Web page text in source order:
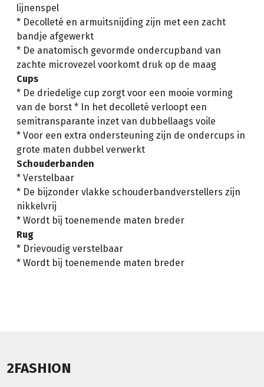
lijnenspel
* Decolleté en armuitsnijding zijn met een zacht
bandje afgewerkt
* De anatomisch gevormde ondercupband van
zachte microvezel voorkomt druk op de maag
Cups
* De driedelige cup zorgt voor een mooie vorming
van de borst * In het decolleté verloopt een
semitransparante inzet van dubbellaags voile
* Voor een extra ondersteuning zijn de ondercups in
grote maten dubbel verwerkt
Schouderbanden
* Verstelbaar
* De bijzonder vlakke schouderbandverstellers zijn
nikkelvrij
* Wordt bij toenemende maten breder
Rug
* Drievoudig verstelbaar
* Wordt bij toenemende maten breder
2FASHION